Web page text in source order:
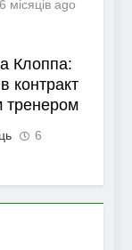
6 місяців ago
Клоппа:
контракт
тренером
6